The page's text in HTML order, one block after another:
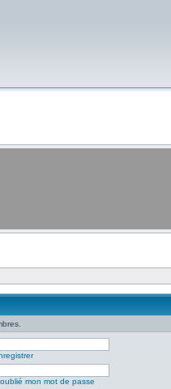
oublié mon mot de passe